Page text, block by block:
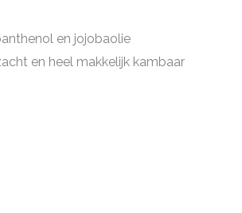
en jojobaolie
en heel makkelijk kambaar